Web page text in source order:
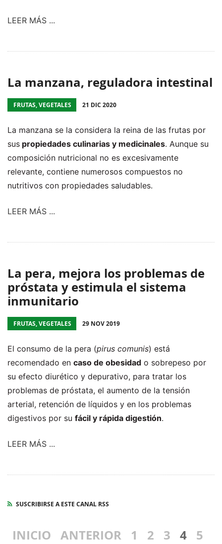
LEER MÁS ...
La manzana, reguladora intestinal
FRUTAS, VEGETALES 21 DIC 2020
La manzana se la considera la reina de las frutas por
sus propiedades culinarias y medicinales. Aunque su
composición nutricional no es excesivamente
relevante, contiene numerosos compuestos no
nutritivos con propiedades saludables.
LEER MÁS ...
La pera, mejora los problemas de
próstata y estimula el sistema
inmunitario
FRUTAS, VEGETALES 29 NOV 2019
El consumo de la pera (pirus comunis) está
recomendado en caso de obesidad o sobrepeso por
su efecto diurético y depurativo, para tratar los
problemas de próstata, el aumento de la tensión
arterial, retención de líquidos y en los problemas
digestivos por su fácil y rápida digestión.
LEER MÁS ...
SUSCRIBIRSE A ESTE CANAL RSS
INICIO ANTERIOR 1 2 3 4 5